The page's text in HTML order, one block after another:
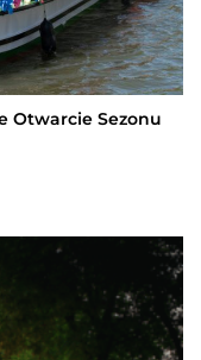
Otwarcie Sezonu